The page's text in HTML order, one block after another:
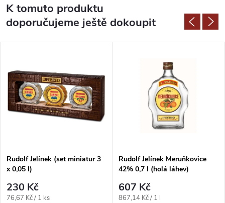
K tomuto produktu
doporučujeme ještě dokoupit
Rudolf Jelínek (set miniatur 3
x 0,05 l)
230 Kč
Měrná
76,67 Kč / 1 ks
Rudolf Jelínek Meruňkovice
42% 0,7 l (holá láhev)
607 Kč
Měrná
867,14 Kč / 1 l